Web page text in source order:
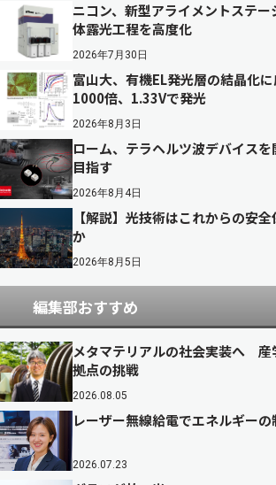
ニコン、新型アライメントステ
体露光工程を高度化
2026年7月30日
富山大、有機EL発光層の結晶化
1000倍、1.33Vで発光
2026年8月3日
ローム、テラヘルツ波デバイス
目指す
2026年8月4日
【解説】光技術はこれからの安
か
2026年8月5日
編集部おすすめ
メタマテリアルの社会実装へ 産
拠点の挑戦
2026.08.05
レーザー無線給電でエネルギーの
2026.07.23